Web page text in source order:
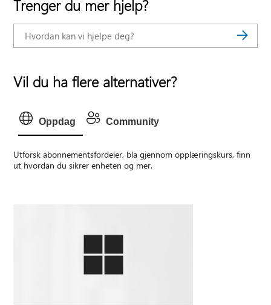
Trenger du mer hjelp?
Vil du ha flere alternativer?
Oppdag Community
Utforsk abonnementsfordeler, bla gjennom opplæringskurs, finn
ut hvordan du sikrer enheten og mer.